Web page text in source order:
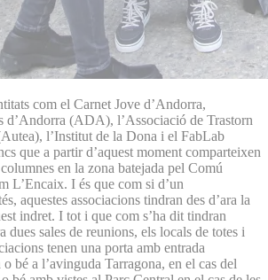
com el Carnet Jove d’Andorra,
d’Andorra (ADA), l’Associació de Trastorn
l’Institut de la Dona i el FabLab
que a partir d’aquest moment comparteixen
en la zona batejada pel Comú
L’Encaix. I és que com si d’un
aquestes associacions tindran des d’ara la
indret. I tot i que com s’ha dit tindran
dues sales de reunions, els locals de totes i
tenen una porta amb entrada
bé a l’avinguda Tarragona, en el cas del